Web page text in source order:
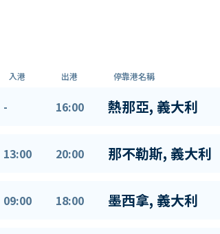
入港 出港 停靠港名稱
- 16:00 熱那亞, 義大利
13:00 20:00 那不勒斯, 義大利
09:00 18:00 墨西拿, 義大利